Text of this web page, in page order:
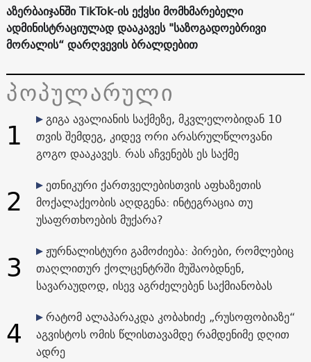
აზერბაიჯანში TikTok-ის ექვსი მომხმარებელი
ადმინისტრაციულად დააკავეს "საზოგადოებრივი
მორალის“ დარღვევის ბრალდებით
პოპულარული
1
გიგა ავალიანის საქმეზე, მკვლელობიდან 10
თვის შემდეგ, კიდევ ორი არასრულწლოვანი
გოგო დააკავეს. რას აჩვენებს ეს საქმე
2
ეთნიკური ქართველებისთვის აფხაზეთის
მოქალაქეობის აღდგენა: ინტეგრაცია თუ
უსაფრთხოების მუქარა?
3
ჟურნალისტური გამოძიება: პირები, რომლებიც
თაღლითურ ქოლცენტრში მუშაობდნენ,
სავარაუდოდ, ისევ აგრძელებენ საქმიანობას
4
რატომ ალაპარაკდა კობახიძე „რუსოფობიაზე“
აგვისტოს ომის წლისთავამდე რამდენიმე დღით
ადრე